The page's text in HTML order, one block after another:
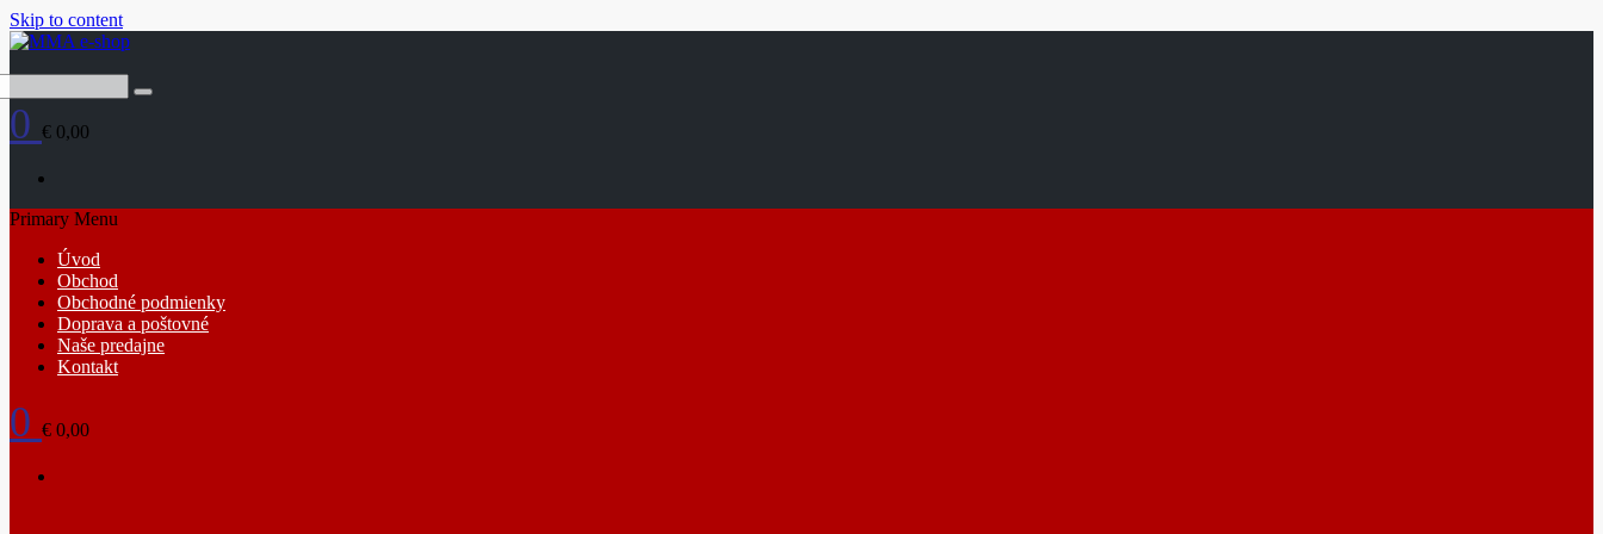
Skip to content
0 € 0,00
Primary Menu
Úvod
Obchod
Obchodné podmienky
Doprava a poštovné
Naše predajne
Kontakt
0 € 0,00